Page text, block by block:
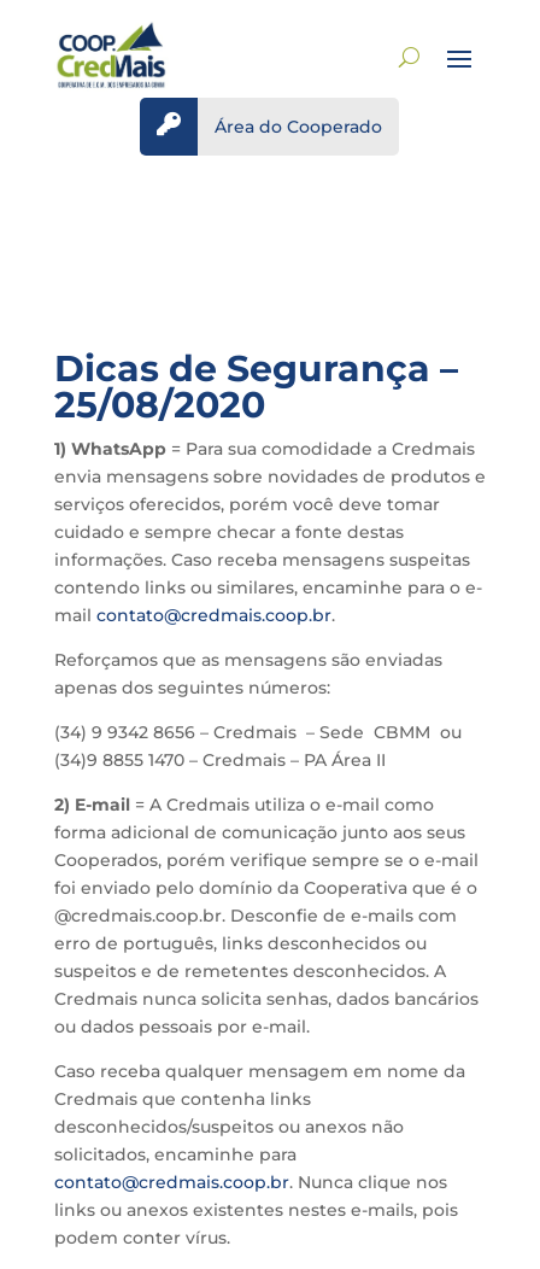
 Área do Cooperado
Dicas de Segurança –
25/08/2020
1) WhatsApp= Para sua comodidade a Credmais
envia mensagens sobre novidades de produtos e
serviços oferecidos, porém você deve tomar
cuidado e sempre checar a fonte destas
informações. Caso receba mensagens suspeitas
contendo links ou similares, encaminhe para o e-
mail contato@credmais.coop.br.
Reforçamos que as mensagens são enviadas
apenas dos seguintes números:
(34) 9 9342 8656 – Credmais – Sede CBMM ou
(34)9 8855 1470 – Credmais – PA Área II
2) E-mail= A Credmais utiliza o e-mail como
forma adicional de comunicação junto aos seus
Cooperados, porém verifique sempre se o e-mail
foi enviado pelo domínio da Cooperativa que é o
@credmais.coop.br. Desconfie de e-mails com
erro de português, links desconhecidos ou
suspeitos e de remetentes desconhecidos. A
Credmais nunca solicita senhas, dados bancários
ou dados pessoais por e-mail.
Caso receba qualquer mensagem em nome da
Credmais que contenha links
desconhecidos/suspeitos ou anexos não
solicitados, encaminhe para
contato@credmais.coop.br. Nunca clique nos
links ou anexos existentes nestes e-mails, pois
podem conter vírus.